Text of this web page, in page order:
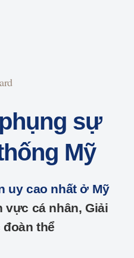
sự
Mỹ
uy cao nhất ở Mỹ
vực cá nhân, Giải
đoàn thể